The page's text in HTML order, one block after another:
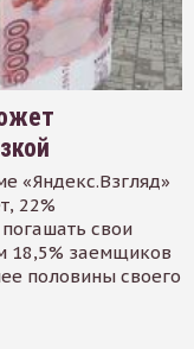
«Яндекс.Взгляд»
22%
свои
18,5% заемщиков
половины своего